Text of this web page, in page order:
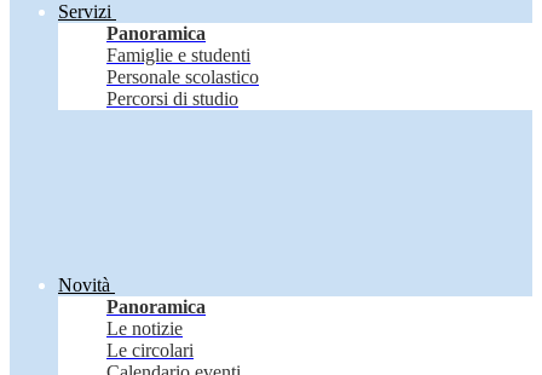
Servizi
Panoramica
Famiglie e studenti
Personale scolastico
Percorsi di studio
Novità
Panoramica
Le notizie
Le circolari